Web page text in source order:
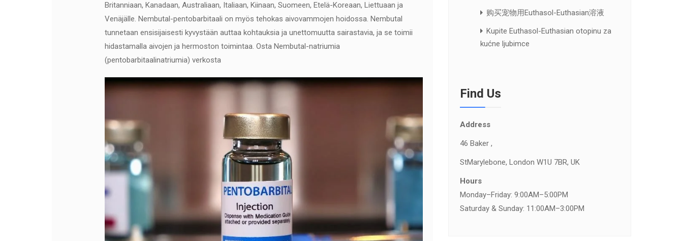
Britanniaan, Kanadaan, Australiaan, Italiaan, Kiinaan, Suomeen, Etelä-Koreaan, Liettuaan ja
Venäjälle. Nembutal-pentobarbitaali on myös tehokas aivovammojen hoidossa. Nembutal
tunnetaan ensisijaisesti kyvystään auttaa kohtauksia ja unettomuutta sairastavia, ja se toimii
hidastamalla aivojen ja hermoston toimintaa. Osta Nembutal-natriumia
(pentobarbitaalinatriumia) verkosta
购买宠物用Euthasol-Euthasian溶液
Kupite Euthasol-Euthasian otopinu za
kućne ljubimce
Find Us
Address
46 Baker ,
StMarylebone, London W1U 7BR, UK
Hours
Monday–Friday: 9:00AM–5:00PM
Saturday & Sunday: 11:00AM–3:00PM